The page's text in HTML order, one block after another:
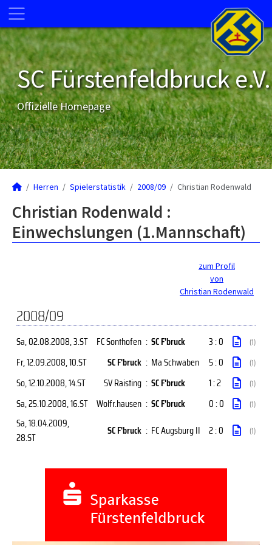
SC Fürstenfeldbruck e.V.
Offizielle Homepage
Herren Spielerstatistik 2008/09 Christian Rodenwald
Christian Rodenwald :
Einwechslungen (1.Mannschaft)
zum Profil
von
Christian Rodenwald
2008/09
Sa, 02.08.2008, 3.ST FC Sonthofen : SC F'bruck 3 : 0 (1)
Fr, 12.09.2008, 10.ST SC F'bruck : Ma Schwaben 5 : 0 (1)
So, 12.10.2008, 14.ST SV Raisting : SC F'bruck 1 : 2 (1)
Sa, 25.10.2008, 16.ST Wolfr.hausen : SC F'bruck 0 : 0 (1)
Sa, 18.04.2009,
28.ST
SC F'bruck : FC Augsburg II 2 : 0 (1)